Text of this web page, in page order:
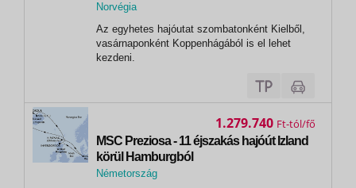
Norvégia
Az egyhetes hajóutat szombatonként Kielből,
vasárnaponként Koppenhágából is el lehet
kezdeni.
MSC Preziosa - 11 éjszakás hajóút Izland
körül Hamburgból
Németország
1.279.740 Ft